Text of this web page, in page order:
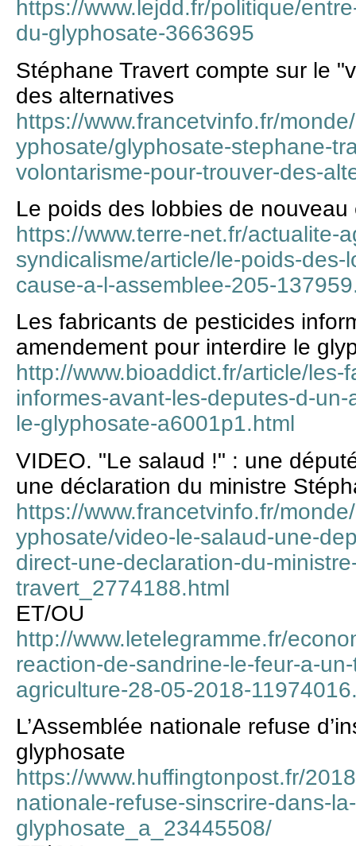
https://www.lejdd.fr/politique/
du-glyphosate-3663695
Stéphane Travert compte sur le
des alternatives
https://www.francetvinfo.fr/
yphosate/glyphosate-stephane-
volontarisme-pour-trouver-des-
Le poids des lobbies de nouveau
https://www.terre-net.fr/actualite-
syndicalisme/article/le-poids-
cause-a-l-assemblee-205-
Les fabricants de pesticides
amendement pour interdire le
http://www.bioaddict.fr/article/
informes-avant-les-deputes-d-
le-glyphosate-a6001p1.html
VIDEO. "Le salaud !" : une
une déclaration du ministre
https://www.francetvinfo.fr/
yphosate/video-le-salaud-une-
direct-une-declaration-du-
travert_2774188.html
ET/OU
http://www.letelegramme.fr/
reaction-de-sandrine-le-feur-a-
agriculture-28-05-2018-
L’Assemblée nationale refuse
glyphosate
https://www.huffingtonpost.fr/
nationale-refuse-sinscrire-dans-
glyphosate_a_23445508/